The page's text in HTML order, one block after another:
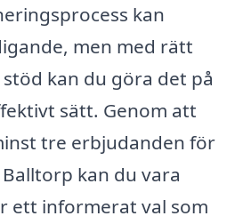
kan
men med rätt
kan du göra det på
sätt. Genom att
tre erbjudanden för
kan du vara
ett informerat val som